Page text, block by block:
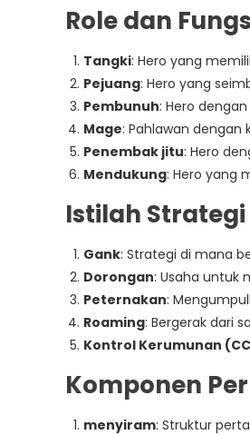
Role dan
Tangki: Hero yang
Pejuang: Hero yang
Pembunuh: Hero
Mage: Pahlawan
Penembak jitu: Hero
Mendukung: Hero yang
Istilah
Gank: Strategi di mana
Dorongan: Usaha untuk
Peternakan:
Roaming: Bergerak dari
Kontrol Kerumunan
Komponen
menyiram: Struktur